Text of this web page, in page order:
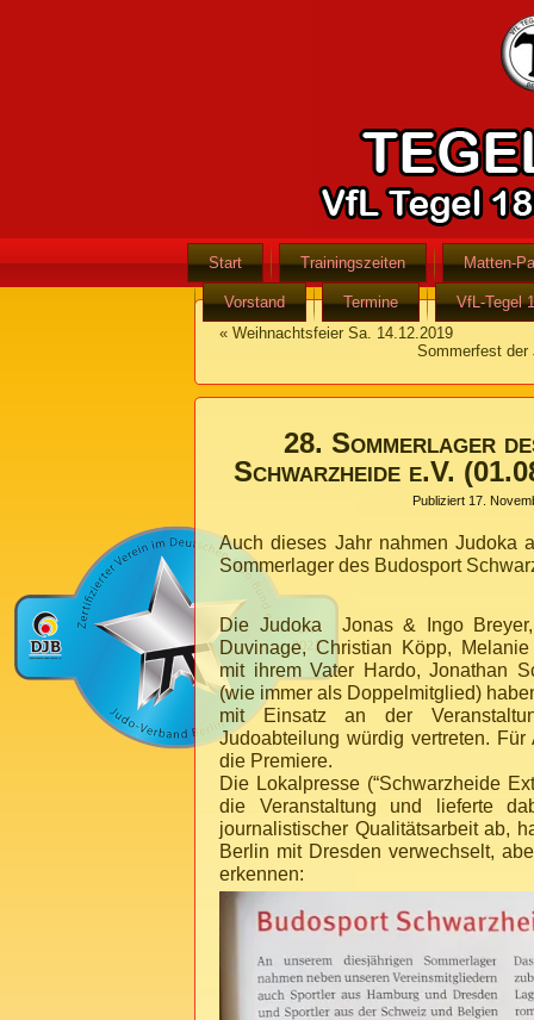
Start Trainingszeiten Matten-
Vorstand Termine
VfL-Tegel
« Weihnachtsfeier Sa. 14.12.2019
Sommerfest der
28. Sommerlager
Schwarzheide e.V.
Publiziert 17.
Auch dieses Jahr nahmen Judoka
Sommerlager des Budosport
Die Judoka Jonas & Ingo
Duvinage, Christian Köpp,
mit ihrem Vater Hardo, Jonathan
(wie immer als Doppelmitglied)
mit Einsatz an der
Judoabteilung würdig vertreten.
die Premiere.
Die Lokalpresse (“Schwarzheide
die Veranstaltung und lieferte
journalistischer Qualitätsarbeit ab,
Berlin mit Dresden verwechselt,
erkennen: